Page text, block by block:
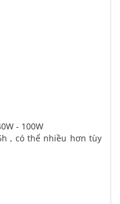
- 100W
, có thể nhiều hơn tùy